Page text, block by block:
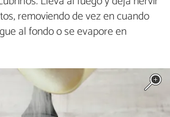
removiendo de vez en cuando
al fondo o se evapore en